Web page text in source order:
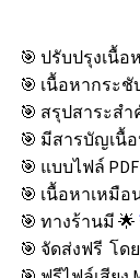
🎯 ปรับปรุงเนื้
🎯 เนื้อหากระชั
🎯 สรุปสาระส
🎯 มีสารบัญเนื้
🎯 แบบไฟล์
🎯 เนื้อหาเหมื
🎯 ทางร้านมี 🌟
🎯 จัดส่งฟรี โด